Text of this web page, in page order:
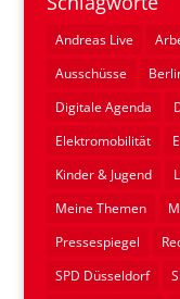
Andreas Live
Ausschüsse
Digitale Agenda
Elektromobilität
Kinder & Jugend
Meine Themen
Pressespiegel
SPD Düsseldorf